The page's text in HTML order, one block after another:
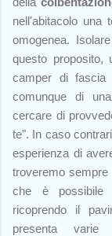
nell'abitacolo una
omogenea.
questo proposito,
camper di fascia
comunque di
cercare di
te". In caso
esperienza di
troveremo
che è possibile
ricoprendo il
presenta varie